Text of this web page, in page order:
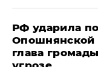
РФ ударила
глава